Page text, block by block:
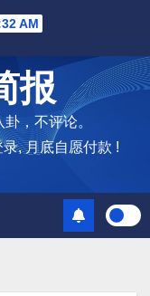
AM
报
，不评论。
, 月底自愿付款 !